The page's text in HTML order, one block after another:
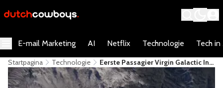
E-mail Marketing AI Netflix Technologie Tech in
Startpagina Technologie
Eerste Passagier Virgin Galactic In
De Ruimte